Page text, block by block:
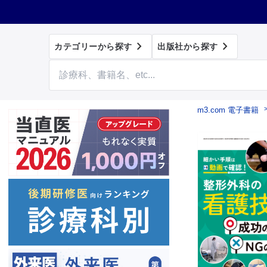
カテゴリーから探す  出版社から探す 
m3.com 電子書籍